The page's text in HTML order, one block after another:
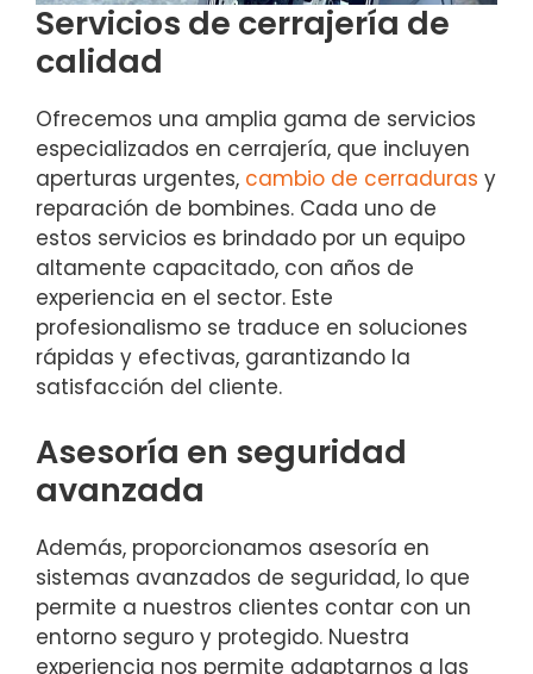
Servicios de cerrajería de
calidad
Ofrecemos una amplia gama de servicios
especializados en cerrajería, que incluyen
aperturas urgentes, cambio de cerraduras y
reparación de bombines. Cada uno de
estos servicios es brindado por un equipo
altamente capacitado, con años de
experiencia en el sector. Este
profesionalismo se traduce en soluciones
rápidas y efectivas, garantizando la
satisfacción del cliente.
Asesoría en seguridad
avanzada
Además, proporcionamos asesoría en
sistemas avanzados de seguridad, lo que
permite a nuestros clientes contar con un
entorno seguro y protegido. Nuestra
experiencia nos permite adaptarnos a las